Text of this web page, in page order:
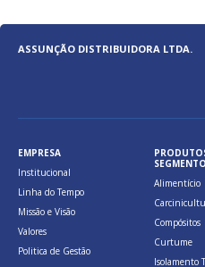
ASSUNÇÃO DISTRIBUIDORA LTDA.
EMPRESA
Institucional
Linha do Tempo
Missão e Visão
Valores
Politica de Gestão
SEGMENTO
Alimentício
Compósitos
Curtume
Isolamento